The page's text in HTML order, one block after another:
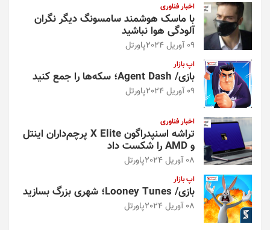
اخبار فناوری
با ماسک هوشمند سامسونگ دیگر نگران
آلودگی هوا نباشید
09 آوریل 2024 پاورتل
اپ بازار
بازی/ Agent Dash؛ سکه‌ها را جمع کنید
09 آوریل 2024 پاورتل
اخبار فناوری
تراشه اسنپدراگون X Elite پرچم‌داران اینتل
و AMD را شکست داد
08 آوریل 2024 پاورتل
اپ بازار
بازی/ Looney Tunes؛ شهری بزرگ بسازید
08 آوریل 2024 پاورتل